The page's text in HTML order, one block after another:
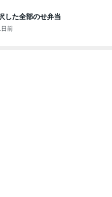
した全部のせ弁当
日前